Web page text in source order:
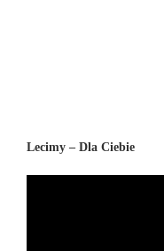
Lecimy – Dla Ciebie